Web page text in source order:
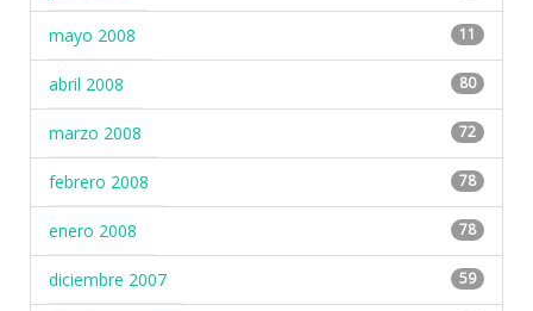
mayo 2008 11
abril 2008 80
marzo 2008 72
febrero 2008 78
enero 2008 78
diciembre 2007 59